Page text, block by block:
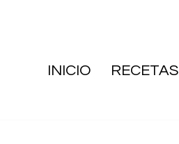
INICIO RECETAS